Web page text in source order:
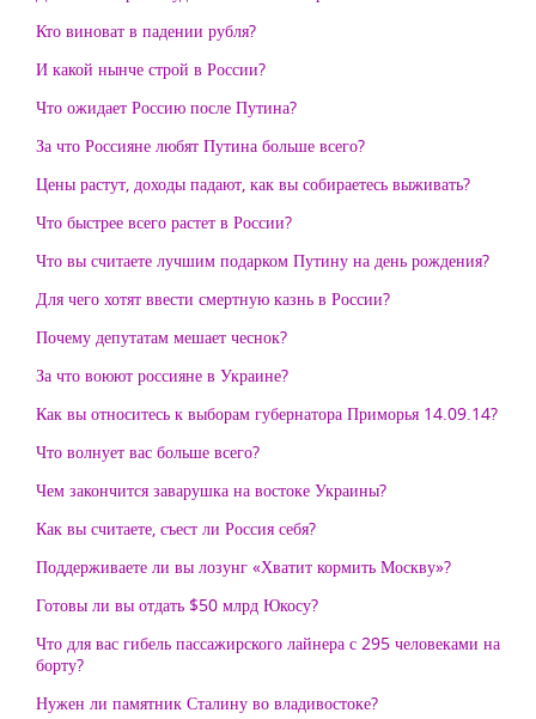
Кто виноват в падении рубля?
И какой нынче строй в России?
Что ожидает Россию после Путина?
За что Россияне любят Путина больше всего?
Цены растут, доходы падают, как вы собираетесь выживать?
Что быстрее всего растет в России?
Что вы считаете лучшим подарком Путину на день рождения?
Для чего хотят ввести смертную казнь в России?
Почему депутатам мешает чеснок?
За что воюют россияне в Украине?
Как вы относитесь к выборам губернатора Приморья 14.09.14?
Что волнует вас больше всего?
Чем закончится заварушка на востоке Украины?
Как вы считаете, съест ли Россия себя?
Поддерживаете ли вы лозунг «Хватит кормить Москву»?
Готовы ли вы отдать $50 млрд Юкосу?
Что для вас гибель пассажирского лайнера с 295 человеками на
борту?
Нужен ли памятник Сталину во владивостоке?